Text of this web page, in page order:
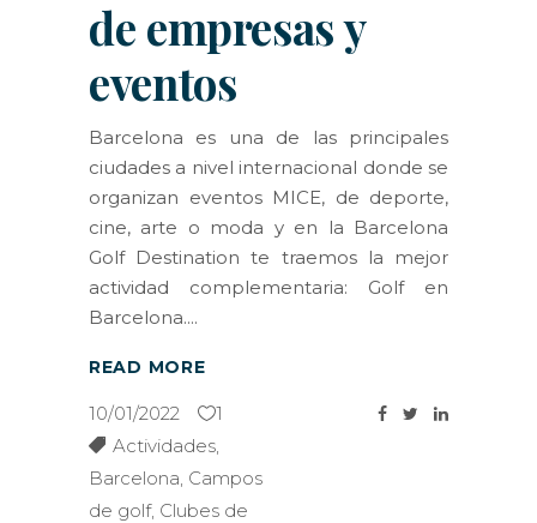
de empresas y
eventos
Barcelona es una de las principales
ciudades a nivel internacional donde se
organizan eventos MICE, de deporte,
cine, arte o moda y en la Barcelona
Golf Destination te traemos la mejor
actividad complementaria: Golf en
Barcelona.
READ MORE
10/01/2022
1
Actividades
Barcelona Campos
de golf, Clubes de